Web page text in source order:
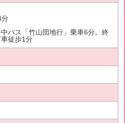
分
バス「竹山団地行」乗車6分。終
徒歩1分